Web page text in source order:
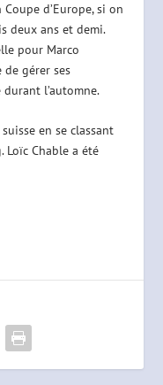
d’Europe, si on
deux ans et demi.
pour Marco
de gérer ses
l’automne.
en se classant
Loïc Chable a été